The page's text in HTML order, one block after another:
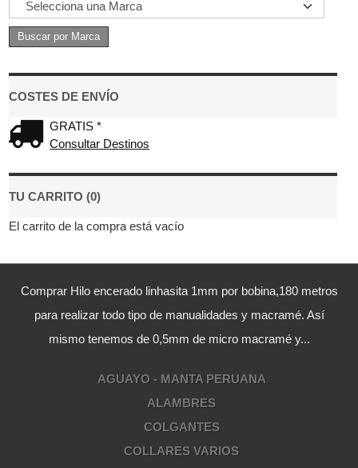
COSTES DE ENVÍO
GRATIS *
Consultar Destinos
TU CARRITO (0)
El carrito de la compra está vacío
Comprar Hilo encerado linhasita 1mm por bobina,180 metros
para realizar todo tipo de manualidades y macramé. Así
mismo tenemos de 0,5mm de micro macramé y...
AGUAYO - MANTA PERUANA
ALAMBRES
COLGANTES
COLLARES VARIOS